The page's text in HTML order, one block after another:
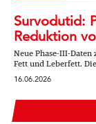
Survodutid:
Reduktion
Neue Phase-III-
Fett und Leberfett.
16.06.2026